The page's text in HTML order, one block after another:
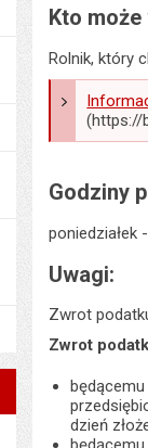
Kto
Rolnik, który
(https://
Godziny
poniedziałek
Uwagi:
Zwrot
Zwrot
dzień